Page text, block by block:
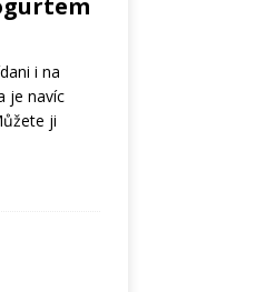
i na
je navíc
ji